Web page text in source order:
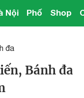
Nội Phố Shop
đa
Bánh đa